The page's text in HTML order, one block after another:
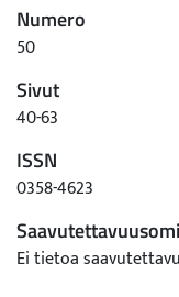
Numero
50
Sivut
40-63
ISSN
0358-4623
Ei tietoa